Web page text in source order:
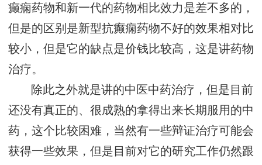
癫痫药物和新一代的药物相比效力是差不多的，
但是的区别是新型抗癫痫药物不好的效果相对比
较小，但是它的缺点是价钱比较高，这是讲药物
治疗。
除此之外就是讲的中医中药治疗，但是目前
还没有真正的、很成熟的拿得出来长期服用的中
药，这个比较困难，当然有一些辩证治疗可能会
获得一些效果，但是目前对它的研究工作仍然跟